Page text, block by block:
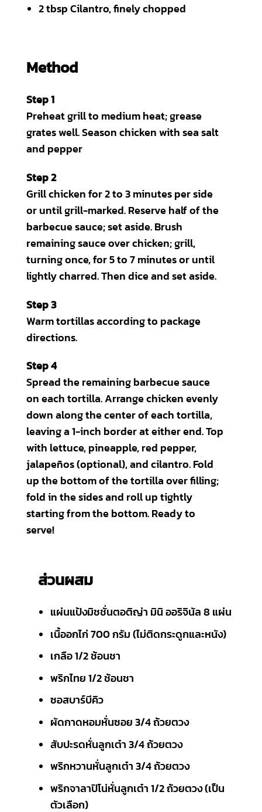
2 tbsp Cilantro, finely chopped
Method
Step 1
Preheat grill to medium heat; grease
grates well. Season chicken with sea salt
and pepper
Step 2
Grill chicken for 2 to 3 minutes per side
or until grill-marked. Reserve half of the
barbecue sauce; set aside. Brush
remaining sauce over chicken; grill,
turning once, for 5 to 7 minutes or until
lightly charred. Then dice and set aside.
Step 3
Warm tortillas according to package
directions.
Step 4
Spread the remaining barbecue sauce
on each tortilla. Arrange chicken evenly
down along the center of each tortilla,
leaving a 1-inch border at either end. Top
with lettuce, pineapple, red pepper,
jalapeños (optional), and cilantro. Fold
up the bottom of the tortilla over filling;
fold in the sides and roll up tightly
starting from the bottom. Ready to
serve!
ส่วนผสม
แผ่นแป้งมิชชั่นตอติญ่า มินิ ออริจินัล 8 แผ่น
เนื้ออกไก่ 700 กรัม (ไม่ติดกระดูกและหนัง)
เกลือ 1/2 ช้อนชา
พริกไทย 1/2 ช้อนชา
ซอสบาร์บีคิว
ผัดกาดหอมหั่นซอย 3/4 ถ้วยตวง
สับปะรดหั่นลูกเต๋า 3/4 ถ้วยตวง
พริกหวานหั่นลูกเต๋า 3/4 ถ้วยตวง
พริกจาลาปิโน่หั่นลูกเต๋า 1/2 ถ้วยตวง (เป็น
ตัวเลือก)